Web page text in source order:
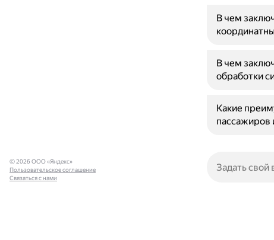
В чем
В чем
обработки
Какие
пассажиров
© 2026 ООО «Яндекс»
Пользовательское соглашение
Связаться с нами